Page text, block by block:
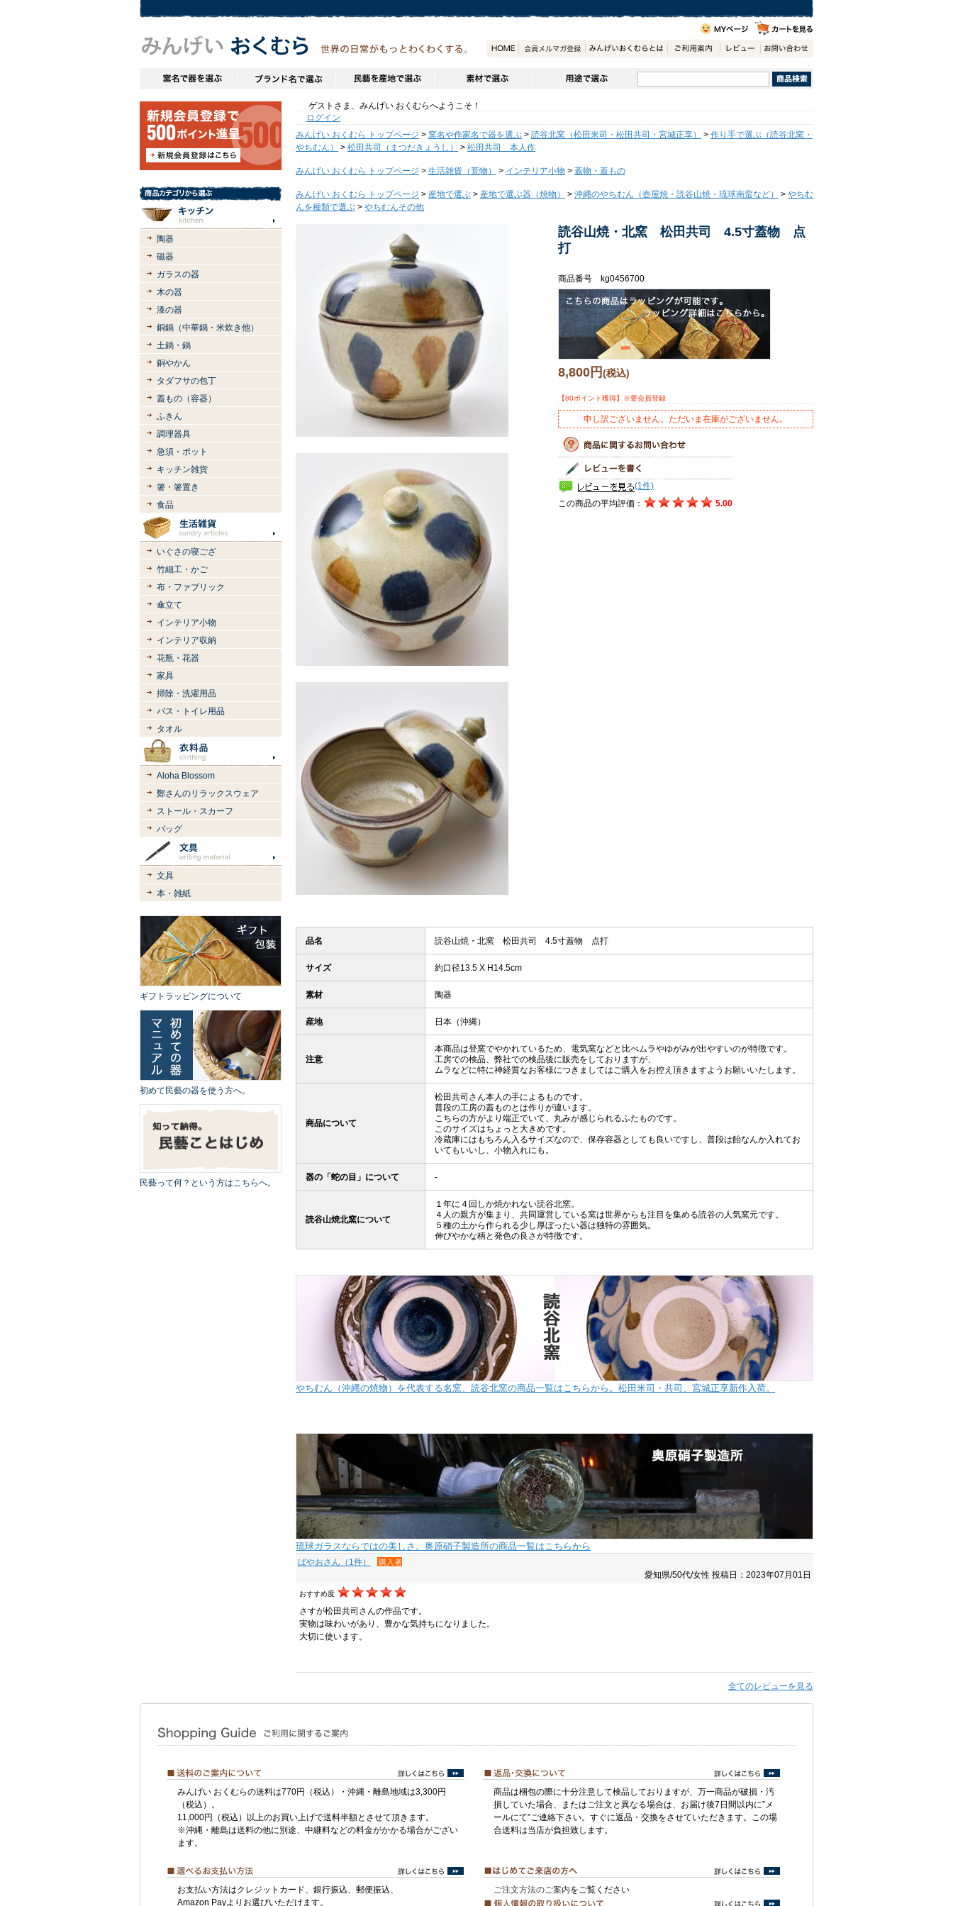
陶器
磁器
ガラスの器
木の器
漆の器
銅鍋（中華鍋・米炊き他）
土鍋・鍋
銅やかん
タダフサの包丁
蓋もの（容器）
ふきん
調理器具
急須・ポット
キッチン雑貨
箸・箸置き
食品
いぐさの寝ござ
竹細工・かご
布・ファブリック
傘立て
インテリア小物
インテリア収納
花瓶・花器
家具
掃除・洗濯用品
バス・トイレ用品
タオル
Aloha Blossom
鄭さんのリラックスウェア
ストール・スカーフ
バッグ
文具
本・雑紙
ギフトラッピングについて
初めて民藝の器を使う方へ。
民藝って何？という方はこちらへ。
ゲストさま、みんげい おくむらへようこそ！
ログイン
みんげい おくむら トップページ > 窯名や作家名で器を選ぶ > 読谷北窯（松田米司・松田共司・宮城正享） > 作り手で選ぶ（読谷北窯・
やちむん）
> 松田共司（まつだきょうし） > 松田共司 本人作
みんげい おくむら トップページ > 生活雑貨（荒物） > インテリア小物 > 蓋物・蓋もの
みんげい おくむら トップページ > 産地で選ぶ > 産地で選ぶ器（焼物） > 沖縄のやちむん（壺屋焼・読谷山焼・琉球南蛮など） > やちむ
んを種類で選ぶ > やちむんその他
読谷山焼・北窯 松田共司 4.5寸蓋物 点
打
商品番号 kg0456700
8,800円(税込)
【80ポイント獲得】※要会員登録
申し訳ございません。ただいま在庫がございません。
(1件)
この商品の平均評価：
5.00
品名 読谷山焼・北窯 松田共司 4.5寸蓋物 点打
サイズ 約口径13.5 X H14.5cm
素材 陶器
産地 日本（沖縄）
注意
本商品は登窯でやかれているため、電気窯などと比べムラやゆがみが出やすいのが特徴です。
工房での検品、弊社での検品後に販売をしておりますが、
ムラなどに特に神経質なお客様につきましてはご購入をお控え頂きますようお願いいたします。
商品について
松田共司さん本人の手によるものです。
普段の工房の蓋ものとは作りが違います。
こちらの方がより端正でいて、丸みが感じられるふたものです。
このサイズはちょっと大きめです。
冷蔵庫にはもちろん入るサイズなので、保存容器としても良いですし、普段は飴なんか入れてお
いてもいいし、小物入れにも。
器の「蛇の目」について -
読谷山焼北窯について
１年に４回しか焼かれない読谷北窯。
４人の親方が集まり、共同運営している窯は世界からも注目を集める読谷の人気窯元です。
５種の土から作られる少し厚ぼったい器は独特の雰囲気。
伸びやかな柄と発色の良さが特徴です。
やちむん（沖縄の焼物）を代表する名窯、読谷北窯の商品一覧はこちらから。松田米司・共司、宮城正享新作入荷。
琉球ガラスならではの美しさ。奥原硝子製造所の商品一覧はこちらから
ぱやおさん（1件） 購入者
愛知県/50代/女性 投稿日：2023年07月01日
おすすめ度
さすが松田共司さんの作品です。
実物は味わいがあり、豊かな気持ちになりました。
大切に使います。
全てのレビューを見る
みんげい おくむらの送料は770円（税込）・沖縄・離島地域は3,300円
（税込）。
11,000円（税込）以上のお買い上げで送料半額とさせて頂きます。
※沖縄・離島は送料の他に別途、中継料などの料金がかかる場合がござい
ます。
商品は梱包の際に十分注意して検品しておりますが、万一商品が破損・汚
損していた場合、またはご注文と異なる場合は、お届け後7日間以内に”メ
ールにて”ご連絡下さい。すぐに返品・交換をさせていただきます。この場
合送料は当店が負担致します。
お支払い方法はクレジットカード、銀行振込、郵便振込、
Amazon Payよりお選びいただけます。
ご注文方法のご案内をご覧ください